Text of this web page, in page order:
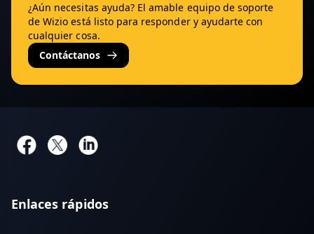
¿Aún necesitas ayuda? El amable equipo de soporte
de Wizio está listo para responder y ayudarte con
cualquier cosa.
Contáctanos
Enlaces rápidos